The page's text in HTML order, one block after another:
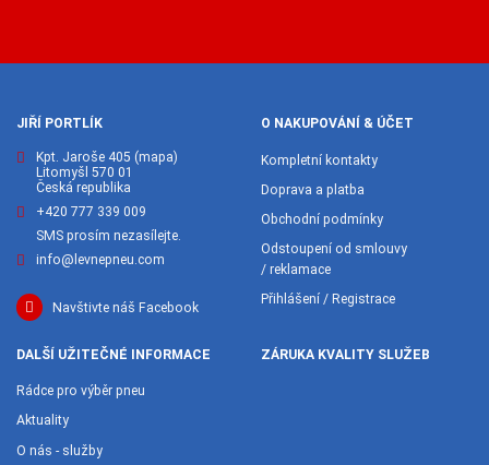
JIŘÍ PORTLÍK
Kpt. Jaroše 405 (mapa)
Litomyšl 570 01
Česká republika
+420 777 339 009
SMS prosím nezasílejte.
info@levnepneu.com
Navštivte náš Facebook
O NAKUPOVÁNÍ & ÚČET
Kompletní kontakty
Doprava a platba
Obchodní podmínky
Odstoupení od smlouvy
/ reklamace
Přihlášení / Registrace
DALŠÍ UŽITEČNÉ INFORMACE
Rádce pro výběr pneu
Aktuality
O nás - služby
ZÁRUKA KVALITY SLUŽEB